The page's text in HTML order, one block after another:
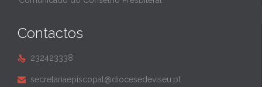
Contactos
 232423338
 secretariaepiscopal@diocesedeviseu.pt